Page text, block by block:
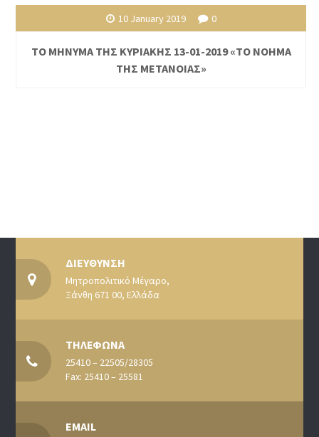
10 January 2019 0
ΤΟ ΜΗΝΥΜΑ ΤΗΣ ΚΥΡΙΑΚΗΣ 13-01-2019 «ΤΟ ΝΟΗΜΑ
ΤΗΣ ΜΕΤΑΝΟΙΑΣ»
ΔΙΕΥΘΥΝΣΗ
Μητροπολιτικό Μέγαρο,
Ξάνθη 671 00, Ελλάδα
ΤΗΛΕΦΩΝΑ
25410 – 22505/28305
Fax: 25410 – 25581
EMAIL